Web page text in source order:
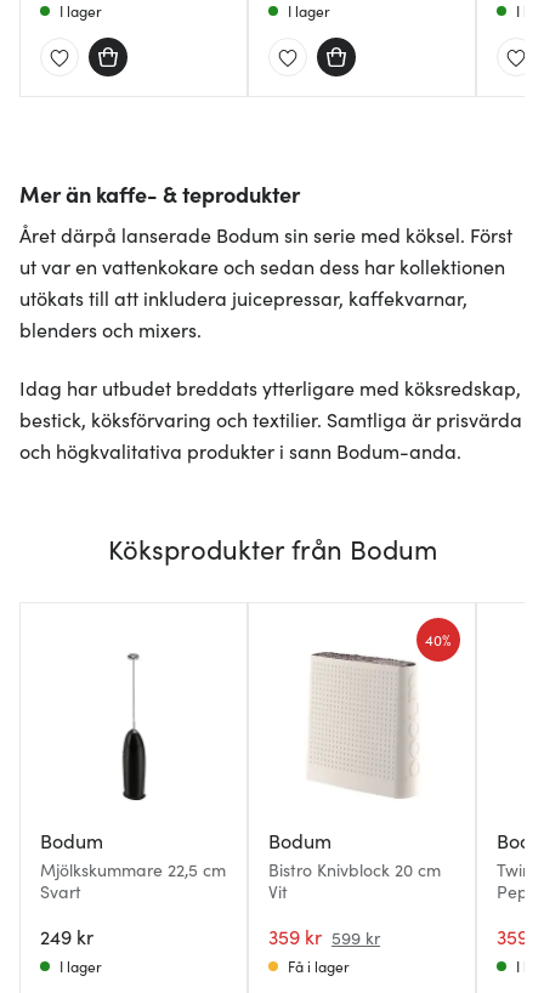
I lager I lager I
Mer än kaffe- & teprodukter
Året därpå lanserade Bodum sin serie med köksel. Först
ut var en vattenkokare och sedan dess har kollektionen
utökats till att inkludera juicepressar, kaffekvarnar,
blenders och mixers.
Idag har utbudet breddats ytterligare med köksredskap,
bestick, köksförvaring och textilier. Samtliga är prisvärda
och högkvalitativa produkter i sann Bodum-anda.
Köksprodukter från Bodum
Bodum
Mjölkskummare 22,5 cm
Svart
249 kr
I lager
Bodum
Bistro Knivblock 20 cm
Vit
359 kr 599 kr
40%
Få i lager
Twin
359
I